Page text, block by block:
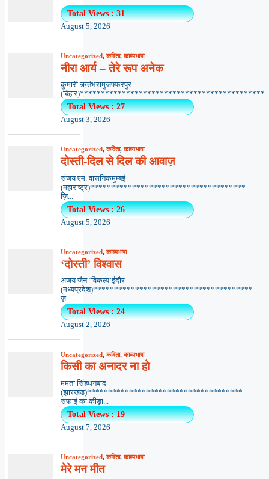
Total Views : 31
August 5, 2026
Uncategorized,कविता,काव्यभाषा
नीरा आर्य – तेरे रूप अनेक
कुमारी ऋतंभरामुजफ्फरपुर
Total Views : 27
August 3, 2026
Uncategorized,कविता,काव्यभाषा
दोस्ती-दिल से दिल की आवाज़
संजय एम. वासनिकमुम्बई
(महाराष्ट्र)*************************************
ज़ि...
Total Views : 26
August 5, 2026
Uncategorized,काव्यभाषा
‘दोस्ती’ विश्वास
अजय जैन ‘विकल्प’इंदौर
(मध्यप्रदेश)**************************************
ज़...
Total Views : 24
August 2, 2026
Uncategorized,कविता,काव्यभाषा
किसी का अनादर ना हो
ममता सिंहधनबाद
(झारखंड)*************************************
सफाई का कीड़ा...
Total Views : 19
August 7, 2026
Uncategorized,कविता,काव्यभाषा
मेरे मन मीत